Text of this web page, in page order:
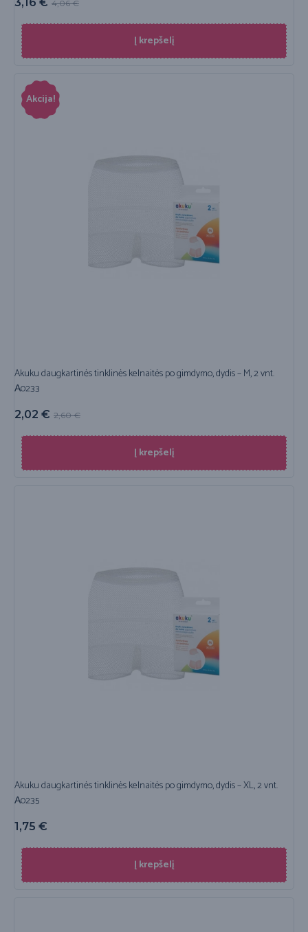
4,06€
Į krepšelį
Akcija!
Akuku daugkartinės tinklinės kelnaitės po gimdymo, dydis – M, 2 vnt.
А0233
2,60€
2,02 €
Į krepšelį
Akuku daugkartinės tinklinės kelnaitės po gimdymo, dydis – XL, 2 vnt.
А0235
1,75 €
Į krepšelį